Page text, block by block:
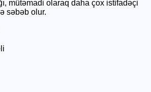
mütəmadi olaraq daha çox istifadəçi
səbəb olur.